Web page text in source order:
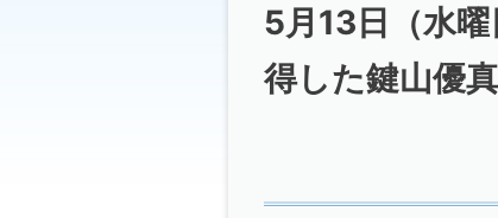
5月13日（水
得した鍵山優